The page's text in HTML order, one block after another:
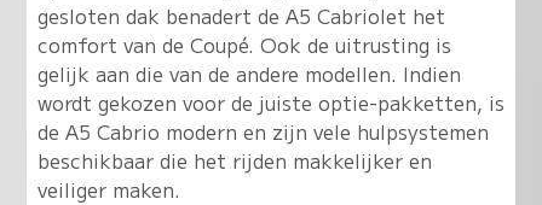
gesloten dak benadert de A5 Cabriolet het
comfort van de Coupé. Ook de uitrusting is
gelijk aan die van de andere modellen. Indien
wordt gekozen voor de juiste optie-pakketten, is
de A5 Cabrio modern en zijn vele hulpsystemen
beschikbaar die het rijden makkelijker en
veiliger maken.